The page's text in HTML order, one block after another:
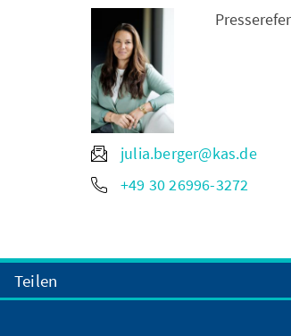
julia.berger@kas.de
+49 30 26996-3272
Teilen